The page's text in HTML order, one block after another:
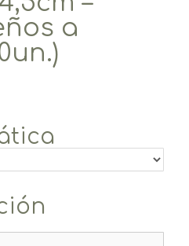
a